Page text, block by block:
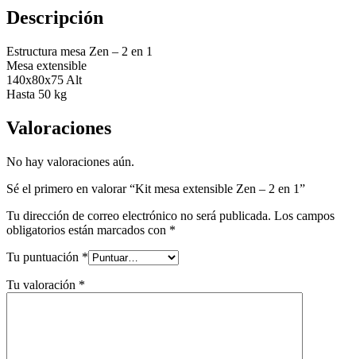
1
cantidad
Descripción
Estructura mesa Zen – 2 en 1
Mesa extensible
140x80x75 Alt
Hasta 50 kg
Valoraciones
No hay valoraciones aún.
Sé el primero en valorar “Kit mesa extensible Zen – 2 en 1”
Tu dirección de correo electrónico no será publicada. Los campos
obligatorios están marcados con *
Tu puntuación *
Tu valoración *